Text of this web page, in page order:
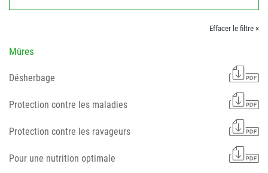
Effacer le filtre ×
Mûres
Désherbage
Protection contre les maladies
Protection contre les ravageurs
Pour une nutrition optimale